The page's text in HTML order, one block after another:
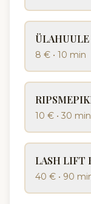
8 € • 10 min
10 € • 30 min
LASH LIFT
40 € • 90